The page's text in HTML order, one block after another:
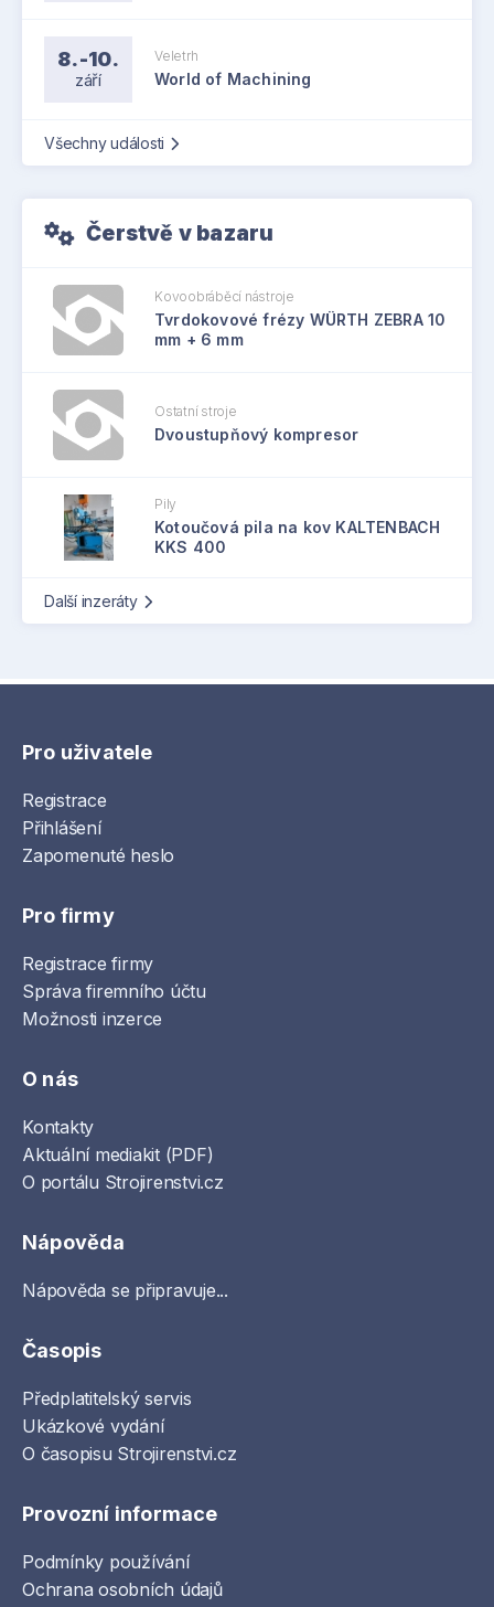
8.-10.
září
Veletrh
World of Machining
Všechny události
Čerstvě v bazaru
Kovoobráběcí nástroje
Tvrdokovové frézy WÜRTH ZEBRA 10
mm + 6 mm
Ostatní stroje
Dvoustupňový kompresor
Pily
Kotoučová pila na kov KALTENBACH
KKS 400
Další inzeráty
Pro uživatele
Registrace
Přihlášení
Zapomenuté heslo
Pro firmy
Registrace firmy
Správa firemního účtu
Možnosti inzerce
O nás
Kontakty
Aktuální mediakit (PDF)
O portálu Strojirenstvi.cz
Nápověda
Nápověda se připravuje...
Časopis
Předplatitelský servis
Ukázkové vydání
O časopisu Strojirenstvi.cz
Provozní informace
Podmínky používání
Ochrana osobních údajů